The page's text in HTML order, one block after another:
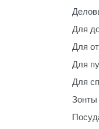
Для
Для
Для
Для
Зонты